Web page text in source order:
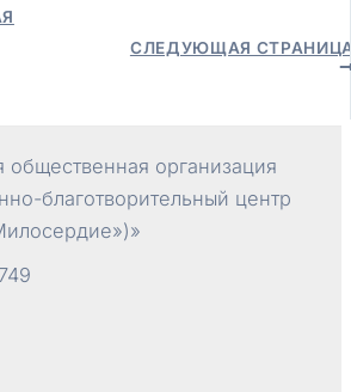
СЛЕДУЮЩАЯ
организация
благотворительный центр